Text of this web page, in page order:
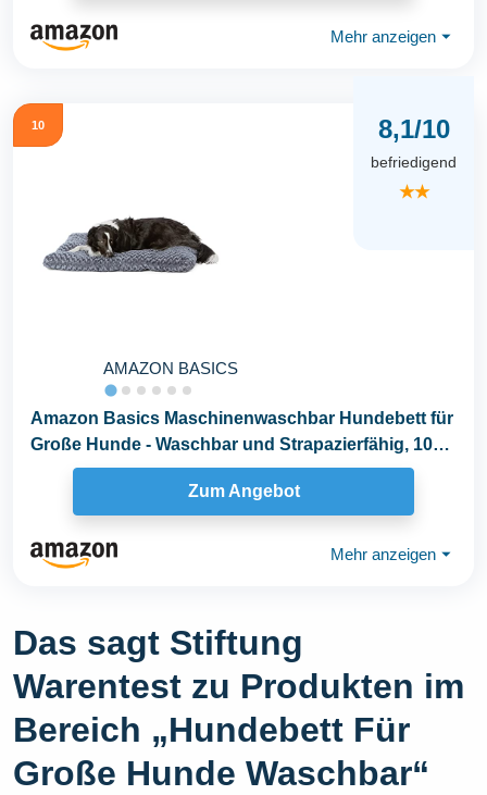
Mehr anzeigen ⏷
10
AMAZON BASICS
8,1/10
befriedigend
★★
Amazon Basics Maschinenwaschbar Hundebett für
Große Hunde - Waschbar und Strapazierfähig, 102
Zum Angebot
Mehr anzeigen ⏷
Das sagt Stiftung
Warentest zu Produkten im
Bereich „Hundebett Für
Große Hunde Waschbar“